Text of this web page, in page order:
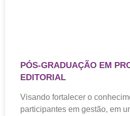
PÓS-GRADUAÇÃO EM
EDITORIAL
Visando fortalecer o
participantes em gestão, em